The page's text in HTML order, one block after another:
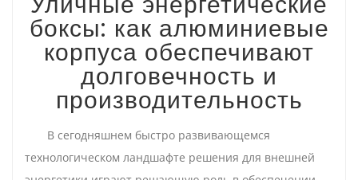
боксы: как алюминиевые
корпуса обеспечивают
долговечность и
производительность
В сегодняшнем быстро развивающемся
технологическом ландшафте решения для внешней